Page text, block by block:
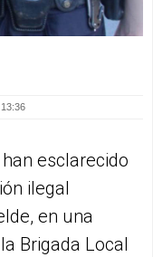
esclarecido
ilegal
en una
Brigada Local